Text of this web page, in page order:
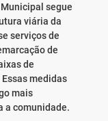
segue
viária da
serviços de
de
de
medidas
mais
a comunidade.